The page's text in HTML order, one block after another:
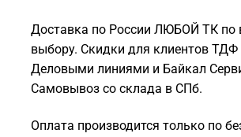
Доставка по России ЛЮБОЙ ТК по
выбору. Скидки для клиентов ТДФ
Деловыми линиями и Байкал
Самовывоз со склада в СПб.
Оплата производится только по